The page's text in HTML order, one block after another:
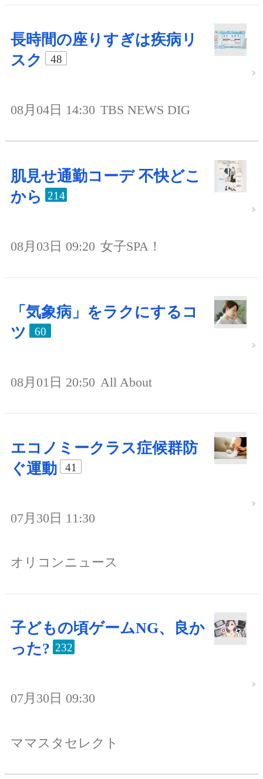
長時間の座りすぎは疾病リ
スク
48
08月04日 14:30 TBS NEWS DIG
肌見せ通勤コーデ 不快どこ
から
214
08月03日 09:20 女子SPA！
「気象病」をラクにするコ
ツ
60
08月01日 20:50 All About
エコノミークラス症候群防
ぐ運動
41
07月30日 11:30
オリコンニュース
子どもの頃ゲームNG、良か
った? 232
07月30日 09:30
ママスタセレクト